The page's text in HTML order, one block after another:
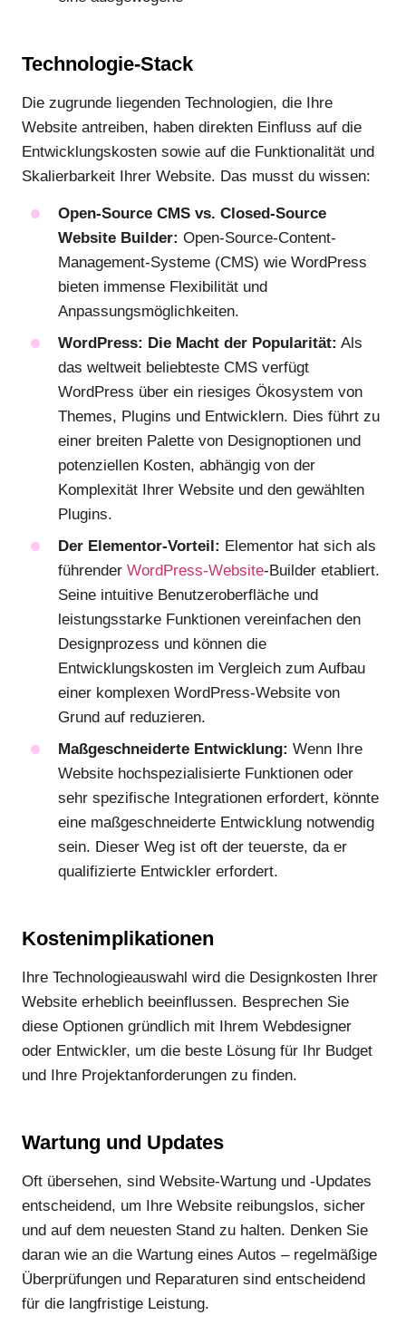
Technologie-Stack
Die zugrunde liegenden Technologien, die Ihre
Website antreiben, haben direkten Einfluss auf die
Entwicklungskosten sowie auf die Funktionalität und
Skalierbarkeit Ihrer Website. Das musst du wissen:
Open-Source CMS vs. Closed-Source
Website Builder: Open-Source-Content-
Management-Systeme (CMS) wie WordPress
bieten immense Flexibilität und
Anpassungsmöglichkeiten.
WordPress: Die Macht der Popularität: Als
das weltweit beliebteste CMS verfügt
WordPress über ein riesiges Ökosystem von
Themes, Plugins und Entwicklern. Dies führt zu
einer breiten Palette von Designoptionen und
potenziellen Kosten, abhängig von der
Komplexität Ihrer Website und den gewählten
Plugins.
Der Elementor-Vorteil: Elementor hat sich als
führender WordPress-Website-Builder etabliert.
Seine intuitive Benutzeroberfläche und
leistungsstarke Funktionen vereinfachen den
Designprozess und können die
Entwicklungskosten im Vergleich zum Aufbau
einer komplexen WordPress-Website von
Grund auf reduzieren.
Maßgeschneiderte Entwicklung: Wenn Ihre
Website hochspezialisierte Funktionen oder
sehr spezifische Integrationen erfordert, könnte
eine maßgeschneiderte Entwicklung notwendig
sein. Dieser Weg ist oft der teuerste, da er
qualifizierte Entwickler erfordert.
Kostenimplikationen
Ihre Technologieauswahl wird die Designkosten Ihrer
Website erheblich beeinflussen. Besprechen Sie
diese Optionen gründlich mit Ihrem Webdesigner
oder Entwickler, um die beste Lösung für Ihr Budget
und Ihre Projektanforderungen zu finden.
Wartung und Updates
Oft übersehen, sind Website-Wartung und -Updates
entscheidend, um Ihre Website reibungslos, sicher
und auf dem neuesten Stand zu halten. Denken Sie
daran wie an die Wartung eines Autos – regelmäßige
Überprüfungen und Reparaturen sind entscheidend
für die langfristige Leistung.